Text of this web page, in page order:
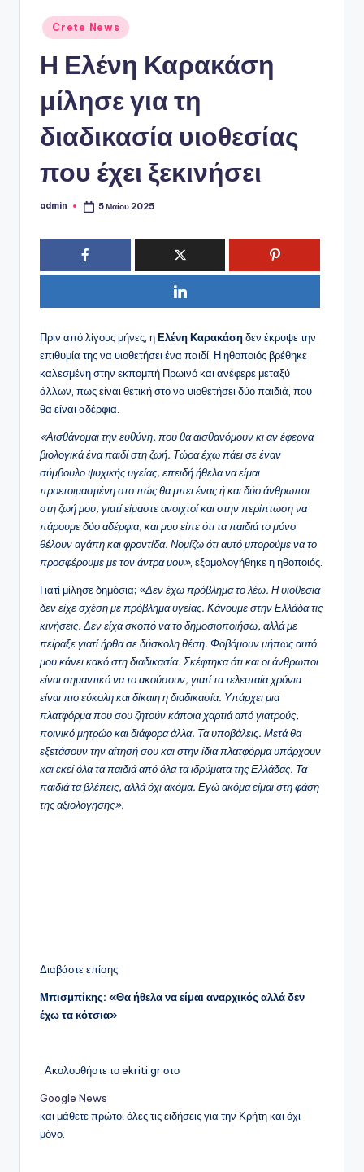
Αναρτήθηκε
σε
Crete News
Η Ελένη Καρακάση
μίλησε για τη
διαδικασία υιοθεσίας
που έχει ξεκινήσει
Συγγραφέας:
admin 5 Μαΐου 2025
Πριν από λίγους μήνες, ηΕλένη Καρακάσηδεν έκρυψε την
επιθυμία της να υιοθετήσει ένα παιδί. Η ηθοποιός βρέθηκε
καλεσμένη στην εκπομπή Πρωινό και ανέφερε μεταξύ
άλλων, πως είναι θετική στο να υιοθετήσει δύο παιδιά, που
θα είναι αδέρφια.
«Αισθάνομαι την ευθύνη, που θα αισθανόμουν κι αν έφερνα
βιολογικά ένα παιδί στη ζωή. Τώρα έχω πάει σε έναν
σύμβουλο ψυχικής υγείας, επειδή ήθελα να είμαι
προετοιμασμένη στο πώς θα μπει ένας ή και δύο άνθρωποι
στη ζωή μου, γιατί είμαστε ανοιχτοί και στην περίπτωση να
πάρουμε δύο αδέρφια, και μου είπε ότι τα παιδιά το μόνο
θέλουν αγάπη και φροντίδα. Νομίζω ότι αυτό μπορούμε να το
προσφέρουμε με τον άντρα μου», εξομολογήθηκε η ηθοποιός.
Γιατί μίλησε δημόσια; «Δεν έχω πρόβλημα το λέω. Η υιοθεσία
δεν είχε σχέση με πρόβλημα υγείας. Κάνουμε στην Ελλάδα τις
κινήσεις. Δεν είχα σκοπό να το δημοσιοποιήσω, αλλά με
πείραξε γιατί ήρθα σε δύσκολη θέση. Φοβόμουν μήπως αυτό
μου κάνει κακό στη διαδικασία. Σκέφτηκα ότι και οι άνθρωποι
είναι σημαντικό να το ακούσουν, γιατί τα τελευταία χρόνια
είναι πιο εύκολη και δίκαιη η διαδικασία. Υπάρχει μια
πλατφόρμα που σου ζητούν κάποια χαρτιά από γιατρούς,
ποινικό μητρώο και διάφορα άλλα. Τα υποβάλεις. Μετά θα
εξετάσουν την αίτησή σου και στην ίδια πλατφόρμα υπάρχουν
και εκεί όλα τα παιδιά από όλα τα ιδρύματα της Ελλάδας. Τα
παιδιά τα βλέπεις, αλλά όχι ακόμα. Εγώ ακόμα είμαι στη φάση
της αξιολόγησης».
Διαβάστε επίσης
Μπισμπίκης: «Θα ήθελα να είμαι αναρχικός αλλά δεν
έχω τα κότσια»
Ακολουθήστε το ekriti.gr στο
Google News
και μάθετε πρώτοι όλες τις ειδήσεις για την Κρήτη και όχι
μόνο.